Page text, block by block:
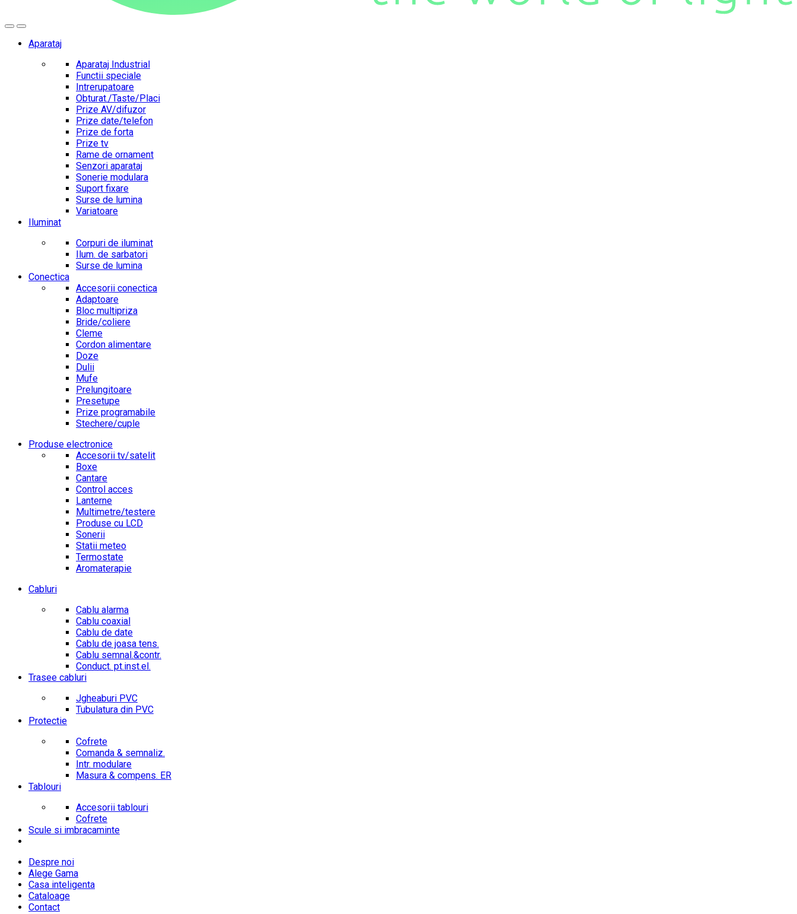
Aparataj
Aparataj Industrial
Functii speciale
Intrerupatoare
Obturat./Taste/Placi
Prize AV/difuzor
Prize date/telefon
Prize de forta
Prize tv
Rame de ornament
Senzori aparataj
Sonerie modulara
Suport fixare
Surse de lumina
Variatoare
Iluminat
Corpuri de iluminat
Ilum. de sarbatori
Surse de lumina
Conectica
Accesorii conectica
Adaptoare
Bloc multipriza
Bride/coliere
Cleme
Cordon alimentare
Doze
Dulii
Mufe
Prelungitoare
Presetupe
Prize programabile
Stechere/cuple
Produse electronice
Accesorii tv/satelit
Boxe
Cantare
Control acces
Lanterne
Multimetre/testere
Produse cu LCD
Sonerii
Statii meteo
Termostate
Aromaterapie
Cabluri
Cablu alarma
Cablu coaxial
Cablu de date
Cablu de joasa tens.
Cablu semnal.&contr.
Conduct. pt.inst.el.
Trasee cabluri
Jgheaburi PVC
Tubulatura din PVC
Protectie
Cofrete
Comanda & semnaliz.
Intr. modulare
Masura & compens. ER
Tablouri
Accesorii tablouri
Cofrete
Scule si imbracaminte
Despre noi
Alege Gama
Casa inteligenta
Cataloage
Contact